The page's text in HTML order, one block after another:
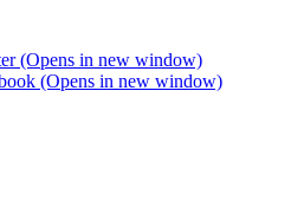
(Opens in new window)
(Opens in new window)